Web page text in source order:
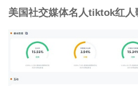
美国社交媒体名人tiktok红人